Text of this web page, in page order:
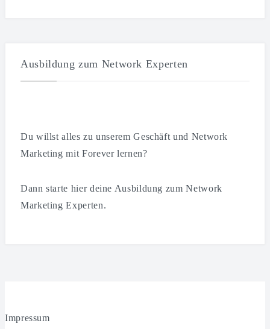
Ausbildung zum Network Experten
Du willst alles zu unserem Geschäft und Network
Marketing mit Forever lernen?
Dann starte hier deine Ausbildung zum Network
Marketing Experten.
Impressum